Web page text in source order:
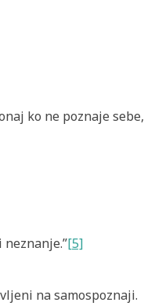
ko ne poznaje sebe,
[5]
na samospoznaji.